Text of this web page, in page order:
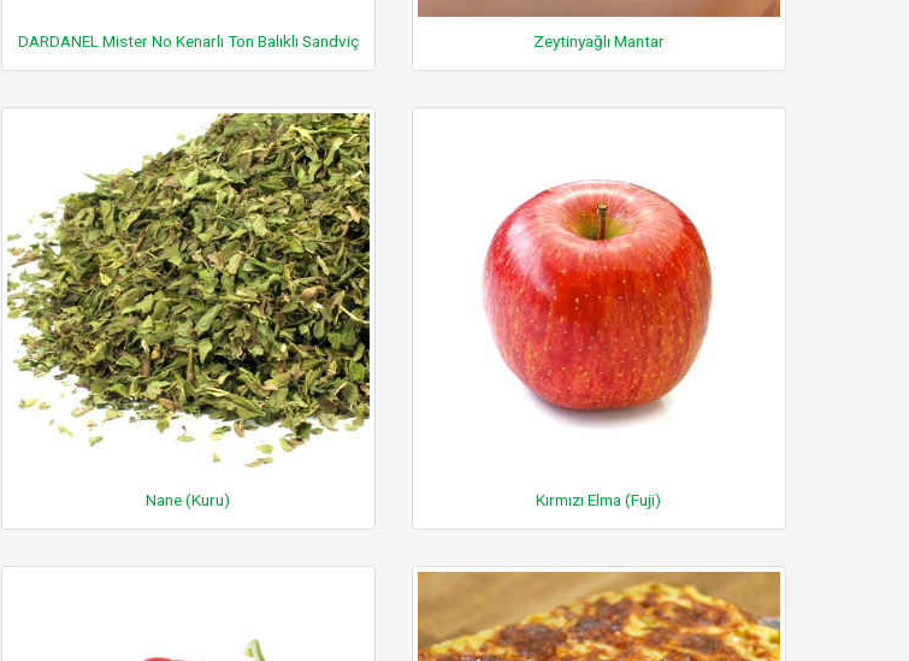
DARDANEL Mister No Kenarlı Ton Balıklı Sandviç Zeytinyağlı Mantar
Nane (Kuru) Kırmızı Elma (Fuji)